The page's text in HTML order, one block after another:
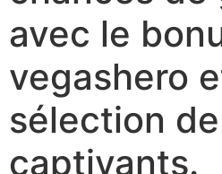
avec le
vegashero
sélection
captivants.